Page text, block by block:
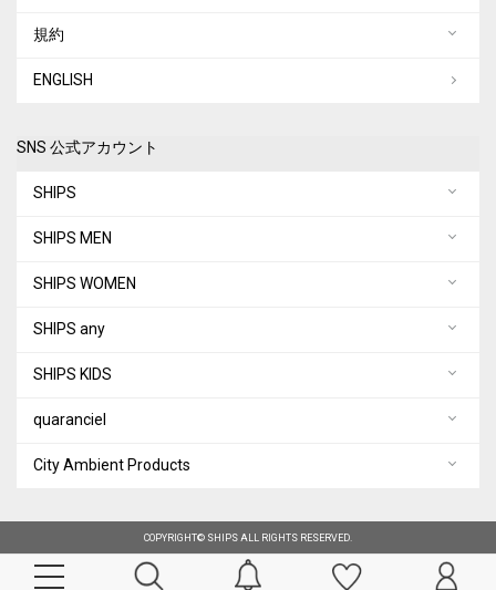
規約
ENGLISH
SNS 公式アカウント
SHIPS
SHIPS MEN
SHIPS WOMEN
SHIPS any
SHIPS KIDS
quaranciel
City Ambient Products
COPYRIGHT© SHIPS ALL RIGHTS RESERVED.